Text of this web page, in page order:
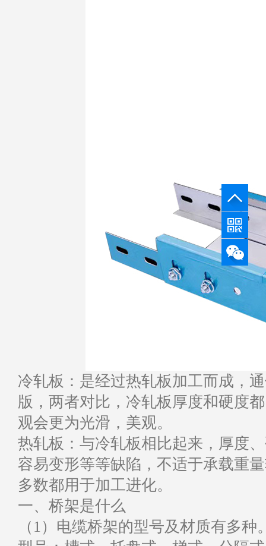
冷轧板：是经过热轧板加工而成，
版，两者对比，冷轧板厚度和硬度
观会更为光滑，美观。
热轧板：与冷轧板相比起来，厚度
容易变形等等缺陷，不适于承载重
多数都用于加工进化。
一、桥架是什么
（1）电缆桥架的型号及材质有多